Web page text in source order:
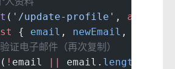
( '/update-profile' , async
{ email , newEmail ,
电子邮件（再次复制）
( ! email email. length